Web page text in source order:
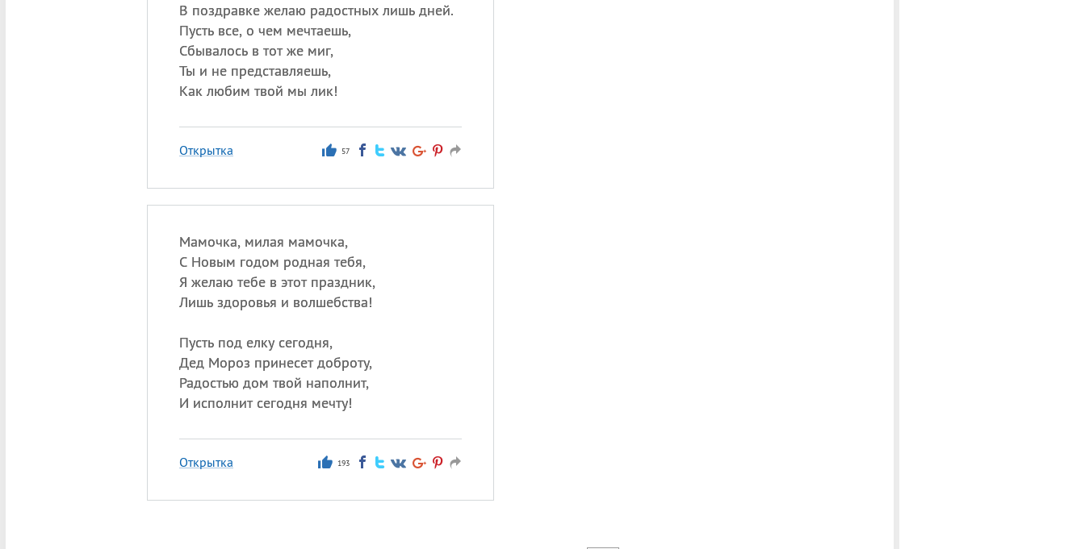
В поздравке желаю радостных лишь дней.
Пусть все, о чем мечтаешь,
Сбывалось в тот же миг,
Ты и не представляешь,
Как любим твой мы лик!
Открытка 57
Мамочка, милая мамочка,
С Новым годом родная тебя,
Я желаю тебе в этот праздник,
Лишь здоровья и волшебства!
Пусть под елку сегодня,
Дед Мороз принесет доброту,
Радостью дом твой наполнит,
И исполнит сегодня мечту!
Открытка 193